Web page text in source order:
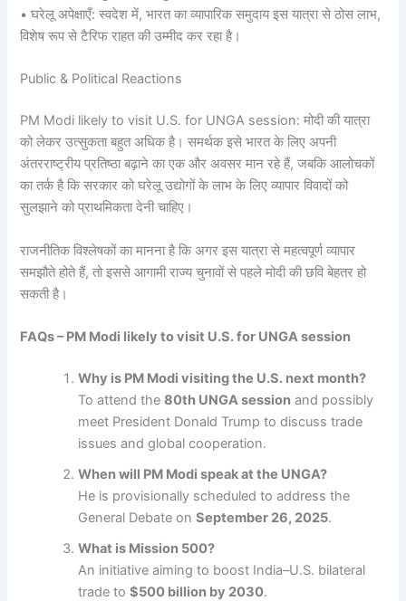
• घरेलू अपेक्षाएँ: स्वदेश में, भारत का व्यापारिक समुदाय इस यात्रा से ठोस लाभ,
विशेष रूप से टैरिफ राहत की उम्मीद कर रहा है।
Public & Political Reactions
PM Modi likely to visit U.S. for UNGA session: मोदी की यात्रा
को लेकर उत्सुकता बहुत अधिक है। समर्थक इसे भारत के लिए अपनी
अंतरराष्ट्रीय प्रतिष्ठा बढ़ाने का एक और अवसर मान रहे हैं, जबकि आलोचकों
का तर्क है कि सरकार को घरेलू उद्योगों के लाभ के लिए व्यापार विवादों को
सुलझाने को प्राथमिकता देनी चाहिए।
राजनीतिक विश्लेषकों का मानना है कि अगर इस यात्रा से महत्वपूर्ण व्यापार
समझौते होते हैं, तो इससे आगामी राज्य चुनावों से पहले मोदी की छवि बेहतर हो
सकती है।
FAQs – PM Modi likely to visit U.S. for UNGA session
Why is PM Modi visiting the U.S. next month?
To attend the80th UNGA session and possibly
meet President Donald Trump to discuss trade
issues and global cooperation.
When will PM Modi speak at the UNGA?
He is provisionally scheduled to address the
General Debate onSeptember 26, 2025.
What is Mission 500?
An initiative aiming to boost India–U.S. bilateral
trade to$500 billion by 2030.